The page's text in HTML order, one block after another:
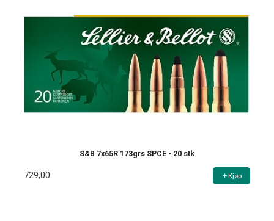
S&B 7x65R 173grs SPCE - 20 stk
729,00 Kjøp